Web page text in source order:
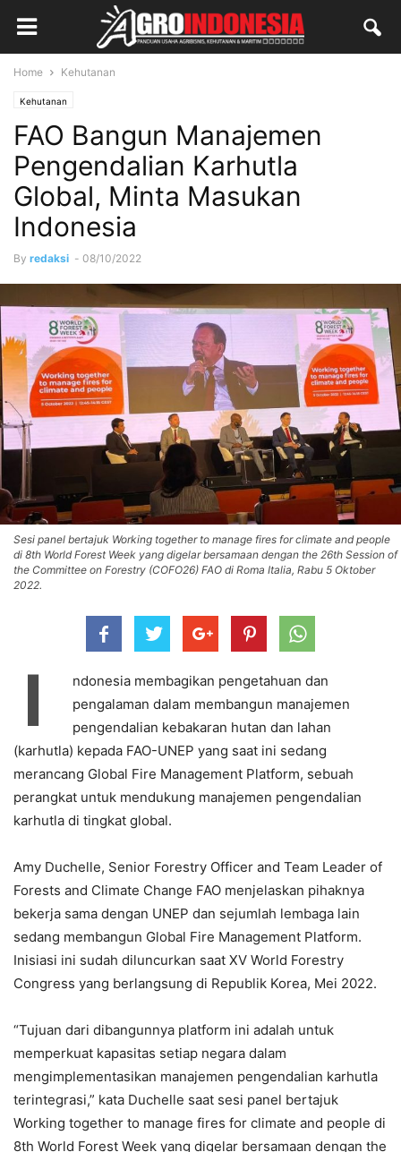
Home Kehutanan
Kehutanan
FAO Bangun Manajemen
Pengendalian Karhutla
Global, Minta Masukan
Indonesia
By redaksi - 08/10/2022
Sesi panel bertajuk Working together to manage fires for climate and people
di 8th World Forest Week yang digelar bersamaan dengan the 26th Session of
the Committee on Forestry (COFO26) FAO di Roma Italia, Rabu 5 Oktober
2022.
I
ndonesia membagikan pengetahuan dan
pengalaman dalam membangun manajemen
pengendalian kebakaran hutan dan lahan
(karhutla) kepada FAO-UNEP yang saat ini sedang
merancang Global Fire Management Platform, sebuah
perangkat untuk mendukung manajemen pengendalian
karhutla di tingkat global.
Amy Duchelle, Senior Forestry Officer and Team Leader of
Forests and Climate Change FAO menjelaskan pihaknya
bekerja sama dengan UNEP dan sejumlah lembaga lain
sedang membangun Global Fire Management Platform.
Inisiasi ini sudah diluncurkan saat XV World Forestry
Congress yang berlangsung di Republik Korea, Mei 2022.
“Tujuan dari dibangunnya platform ini adalah untuk
memperkuat kapasitas setiap negara dalam
mengimplementasikan manajemen pengendalian karhutla
terintegrasi,” kata Duchelle saat sesi panel bertajuk
Working together to manage fires for climate and people di
8th World Forest Week yang digelar bersamaan dengan the